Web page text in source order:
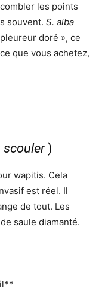
les points
souvent. S. alba
doré », ce
que vous achetez,
scouler)
wapitis. Cela
est réel. Il
de tout. Les
saule diamanté.